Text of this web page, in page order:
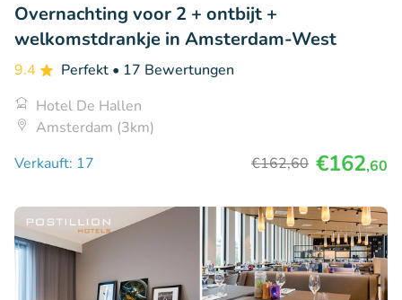
Overnachting voor 2 + ontbijt +
welkomstdrankje in Amsterdam-West
9.4 Perfekt • 17 Bewertungen
Hotel De Hallen
Amsterdam (3km)
Verkauft: 17
€162,60 €162,60